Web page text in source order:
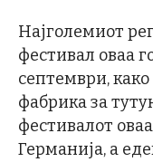
Најголемиот
фестивал оваа
септември,
фабрика за
фестивалот
Германија, а